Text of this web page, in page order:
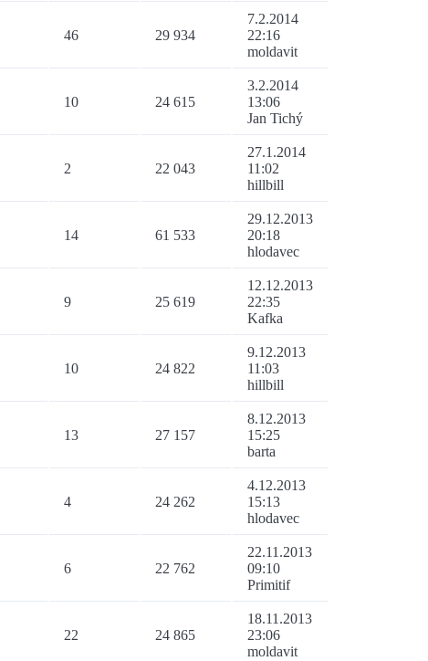
46 29 934
7.2.2014
22:16
moldavit
10 24 615
3.2.2014
13:06
Jan Tichý
2 22 043
27.1.2014
11:02
hillbill
14 61 533
29.12.2013
20:18
hlodavec
9 25 619
12.12.2013
22:35
Kafka
10 24 822
9.12.2013
11:03
hillbill
13 27 157
8.12.2013
15:25
barta
4 24 262
4.12.2013
15:13
hlodavec
6 22 762
22.11.2013
09:10
Primitif
22 24 865
18.11.2013
23:06
moldavit